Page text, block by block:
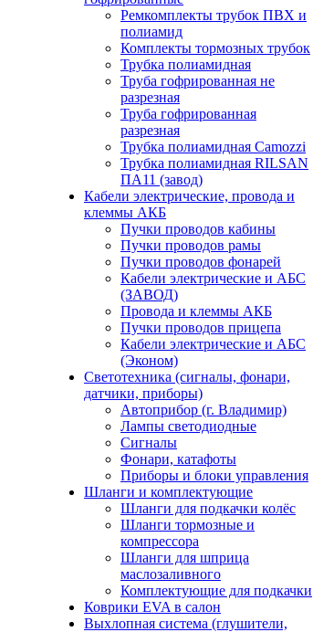
Ремкомплекты трубок ПВХ и
полиамид
Комплекты тормозных трубок
Трубка полиамидная
Труба гофрированная не
разрезная
Труба гофрированная
разрезная
Трубка полиамидная Camozzi
Трубка полиамидная RILSAN
ПА11 (завод)
Кабели электрические, провода и
клеммы АКБ
Пучки проводов кабины
Пучки проводов рамы
Пучки проводов фонарей
Кабели электрические и АБС
(ЗАВОД)
Провода и клеммы АКБ
Пучки проводов прицепа
Кабели электрические и АБС
(Эконом)
Светотехника (сигналы, фонари,
датчики, приборы)
Автоприбор (г. Владимир)
Лампы светодиодные
Сигналы
Фонари, катафоты
Приборы и блоки управления
Шланги и комплектующие
Шланги для подкачки колёс
Шланги тормозные и
компрессора
Шланги для шприца
маслозаливного
Комплектующие для подкачки
Коврики EVA в салон
Выхлопная система (глушители,